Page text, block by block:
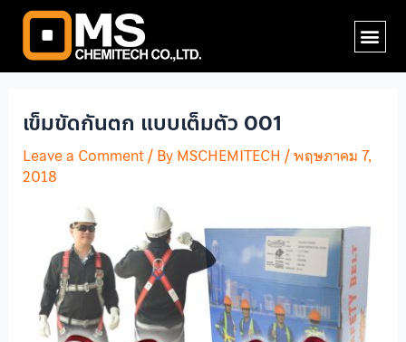
Skip
content
เข็มขัดกันตก แบบเต็มตัว 001
Leave a Comment/ ByMSCHEMITECH /พฤษภาคม 7,
2018
Post
navigation